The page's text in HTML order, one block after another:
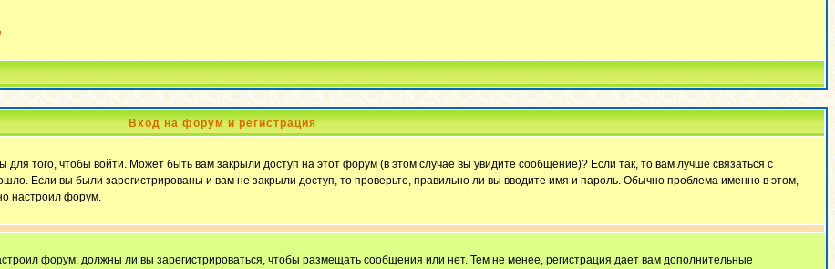
Вход на форум и регистрация
того, чтобы войти. Может быть вам закрыли доступ на этот форум (в этом случае вы увидите сообщение)? Если так, то вам лучше связаться с
Если вы были зарегистрированы и вам не закрыли доступ, то проверьте, правильно ли вы вводите имя и пароль. Обычно проблема именно в этом,
настроил форум.
форум: должны ли вы зарегистрироваться, чтобы размещать сообщения или нет. Тем не менее, регистрация дает вам дополнительные